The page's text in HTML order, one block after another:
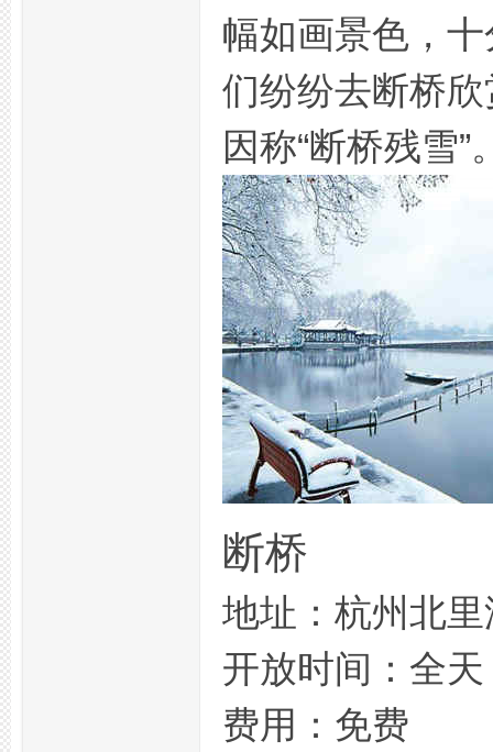
幅如画景色，
们纷纷去断桥
因称“断桥残雪”
断桥
地址：杭州北
开放时间：全天
费用：免费